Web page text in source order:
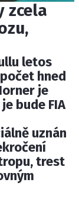
zcela
letos
hned
je
bude FIA
uznán
trest